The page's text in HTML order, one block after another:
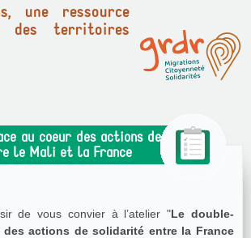
cookies
une ressource
des territoires
au coeur des actions de
le Mali et la France
de vous convier à l’atelier "Le double-
des actions de solidarité entre la France